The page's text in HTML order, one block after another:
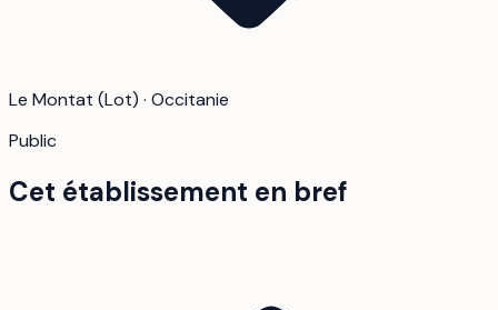
Le Montat (Lot) · Occitanie
Public
Cet établissement en bref